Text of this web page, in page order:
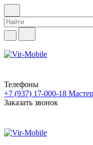
Телефоны
+7 (937) 17-000-18 Мастер
Заказать звонок